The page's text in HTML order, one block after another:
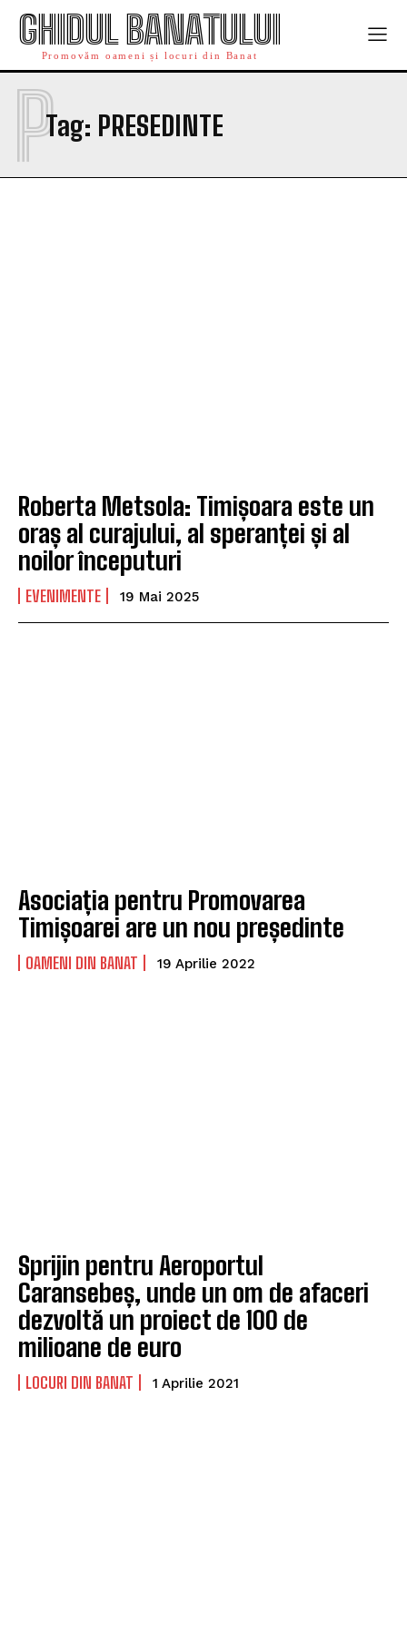
GHIDUL BANATULUI
Promovăm oameni și locuri din Banat
Tag: PRESEDINTE
P
Roberta Metsola: Timișoara este un
oraș al curajului, al speranței și al
noilor începuturi
EVENIMENTE 19 Mai 2025
Asociația pentru Promovarea
Timișoarei are un nou președinte
OAMENI DIN BANAT 19 Aprilie 2022
Sprijin pentru Aeroportul
Caransebeș, unde un om de afaceri
dezvoltă un proiect de 100 de
milioane de euro
LOCURI DIN BANAT 1 Aprilie 2021